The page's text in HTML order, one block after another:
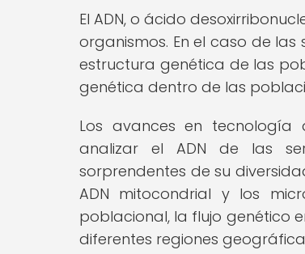
El ADN, o ácido
organismos. En el caso de
estructura genética de las
genética dentro de las
Los avances en tecnología
analizar el ADN de las
sorprendentes de su
ADN mitocondrial y los
poblacional, la flujo genético
diferentes regiones